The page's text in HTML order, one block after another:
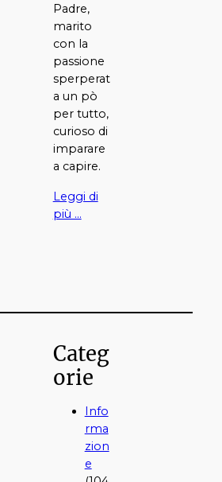
Padre,
marito
con la
passione
sperperat
a un pò
per tutto,
curioso di
imparare
a capire.
Leggi di
più …
Categ
orie
Info
rma
zion
e